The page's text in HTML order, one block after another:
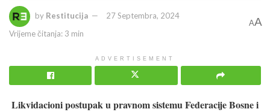
by Restitucija
27 Septembra, 2024
Vrijeme čitanja: 3 min
AA
ADVERTISEMENT
Likvidacioni postupak u pravnom sistemu Federacije Bosne i